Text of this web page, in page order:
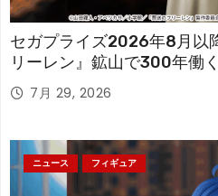
セガプライズ2026年8月以
リーレン』鉱山で300年働
「フリーレン」を立体化！
7月 29, 2026
ニュース フィギュア